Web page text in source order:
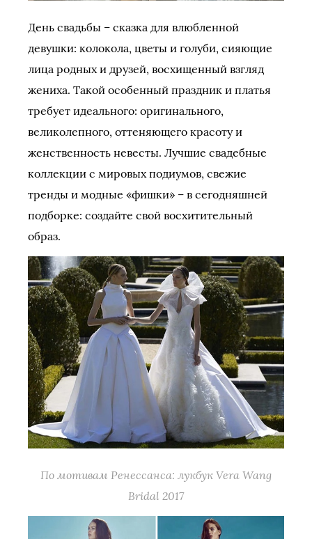
День свадьбы – сказка для влюбленной
девушки: колокола, цветы и голуби, сияющие
лица родных и друзей, восхищенный взгляд
жениха. Такой особенный праздник и платья
требует идеального: оригинального,
великолепного, оттеняющего красоту и
женственность невесты. Лучшие свадебные
коллекции с мировых подиумов, свежие
тренды и модные «фишки» – в сегодняшней
подборке: создайте свой восхитительный
образ.
По мотивам Ренессанса: лукбук Vera Wang
Bridal 2017